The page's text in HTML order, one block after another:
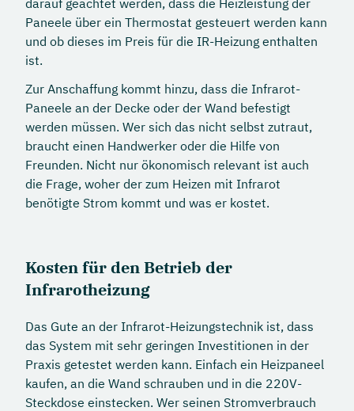
darauf geachtet werden, dass die Heizleistung der
Paneele über ein Thermostat gesteuert werden kann
und ob dieses im Preis für die IR-Heizung enthalten
ist.
Zur Anschaffung kommt hinzu, dass die Infrarot-
Paneele an der Decke oder der Wand befestigt
werden müssen. Wer sich das nicht selbst zutraut,
braucht einen Handwerker oder die Hilfe von
Freunden. Nicht nur ökonomisch relevant ist auch
die Frage, woher der zum Heizen mit Infrarot
benötigte Strom kommt und was er kostet.
Kosten für den Betrieb der
Infrarotheizung
Das Gute an der Infrarot-Heizungstechnik ist, dass
das System mit sehr geringen Investitionen in der
Praxis getestet werden kann. Einfach ein Heizpaneel
kaufen, an die Wand schrauben und in die 220V-
Steckdose einstecken. Wer seinen Stromverbrauch